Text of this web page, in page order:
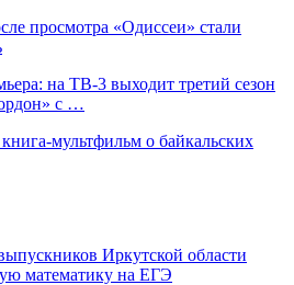
просмотра «Одиссеи» стали
на ТВ-3 выходит третий сезон
с …
мультфильм о байкальских
Иркутской области
математику на ЕГЭ